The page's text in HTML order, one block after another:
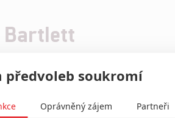
Bartlett
i drogy. Charlie Bartlett (Anton Yelchin)
a navíc ho ze školy vykopnou, což ovšem
mládenci, který žije s neurotickou
k docházce na státní střední. Ani tady sice
předvoleb soukromí
Oprávněný zájem Partneři